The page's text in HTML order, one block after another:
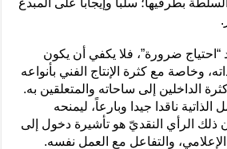
“احتياج ضرورة”، فلا يكفي أن يكون
وخاصة مع كثرة الإنتاج الفني بأنواعه
الداخلين إلى ساحاته والمتعلقين به.
الذاتية ناقدا جيدا وبارعاً، ليمنحه
ذلك الرأي النقديّ هو تأشيرة دخول إلى
والتفاعل مع العمل نفسه.